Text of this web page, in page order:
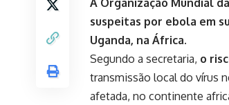
A Organização Mundial
suspeitas por ebola em
Uganda, na África.
Segundo a secretaria, o
transmissão local do vírus
afetada, no continente